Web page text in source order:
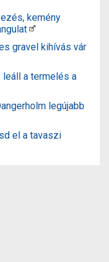
kemény
gravel kihívás vár
leáll a termelés a
legújabb
el a tavaszi